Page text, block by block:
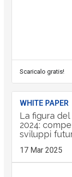
Scaricalo gratis!
WHITE PAPER
La figura
2024:
sviluppi
17 Mar 2025